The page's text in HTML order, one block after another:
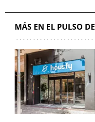
MÁS EN EL PULSO